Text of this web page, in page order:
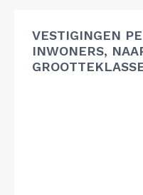
VESTIGINGEN
INWONERS,